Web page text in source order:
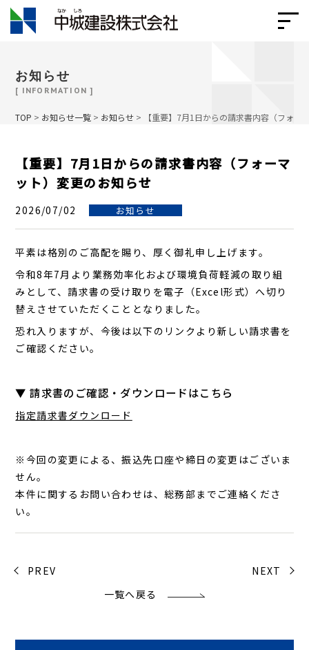
お知らせ
[ INFORMATION ]
TOP > お知らせ一覧 > お知らせ > 【重要】7月1日からの請求書内容（フォー
【重要】7月1日からの請求書内容（フォーマ
ット）変更のお知らせ
2026/07/02 お知らせ
平素は格別のご高配を賜り、厚く御礼申し上げます。
令和8年7月より業務効率化および環境負荷軽減の取り組
みとして、請求書の受け取りを電子（Excel形式）へ切り
替えさせていただくこととなりました。
恐れ入りますが、今後は以下のリンクより新しい請求書を
ご確認ください。
▼ 請求書のご確認・ダウンロードはこちら
指定請求書ダウンロード
※今回の変更による、振込先口座や締日の変更はございま
せん。
本件に関するお問い合わせは、総務部までご連絡くださ
い。
PREV
NEXT
一覧へ戻る